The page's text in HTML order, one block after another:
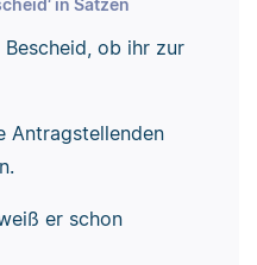
ob ihr zur
Antragstellenden
er schon